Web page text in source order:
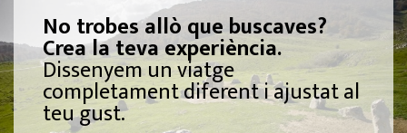
No trobes allò que buscaves?
Crea la teva experiència.
Dissenyem un viatge
completament diferent i ajustat al
teu gust.